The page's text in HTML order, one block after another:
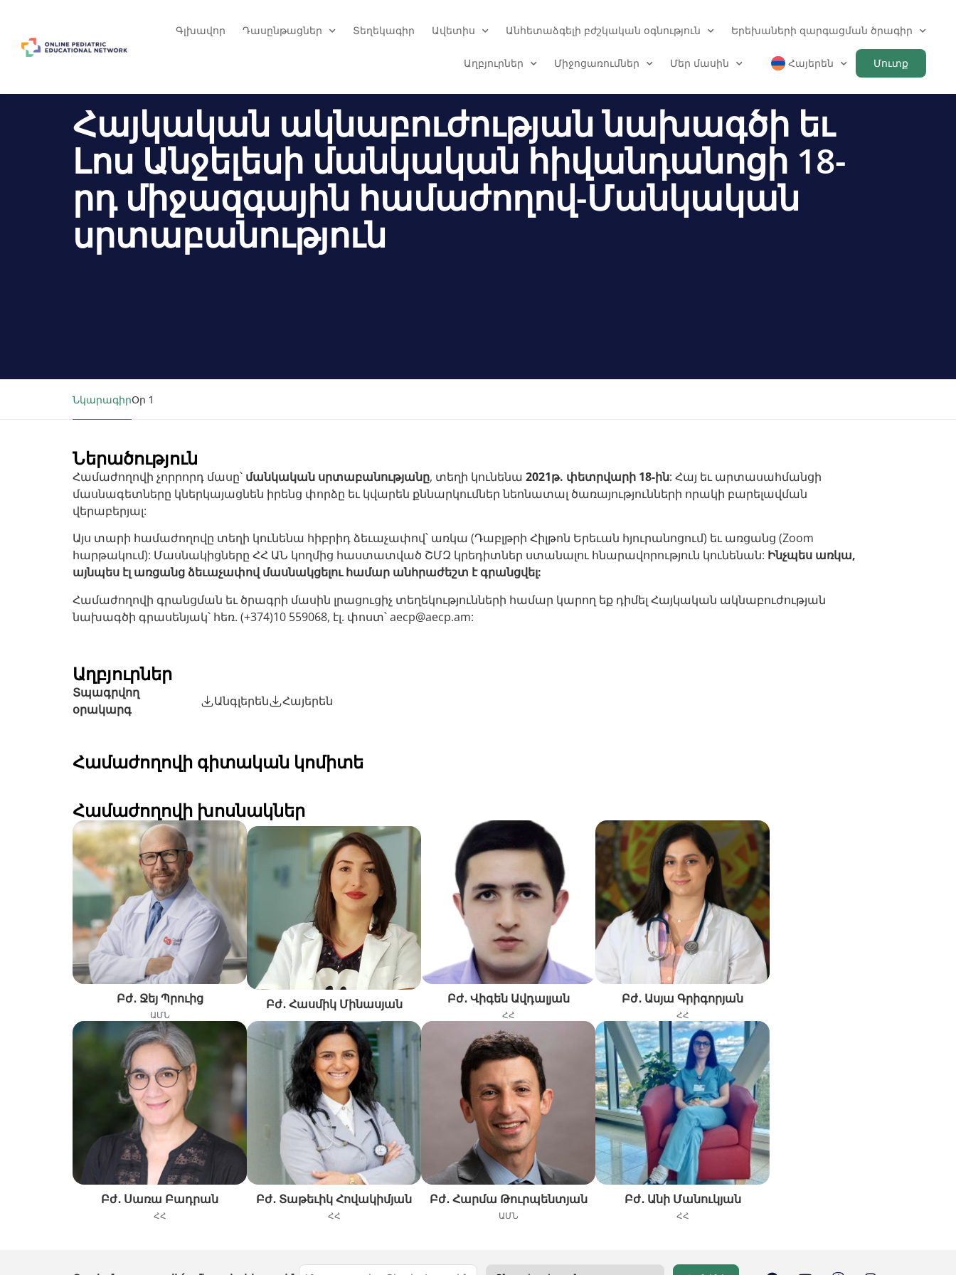
Գլխավոր Դասընթացներ Տեղեկագիր Ավետիս Անհետաձգելի բժշկական օգնություն Երեխաների զարգացման ծրագիր
Աղբյուրներ Միջոցառումներ Մեր մասին Մուտք
Հայերեն
Հայկական ակնաբուժության նախագծի եւ
Լոս Անջելեսի մանկական հիվանդանոցի 18-
րդ միջազգային համաժողով-Մանկական
սրտաբանություն
ՆկարագիրՕր 1
Ներածություն
Համաժողովի չորրորդ մասը՝ մանկական սրտաբանությանը, տեղի կունենա 2021թ. փետրվարի 18-ին: Հայ եւ արտասահմանցի
մասնագետները կներկայացնեն իրենց փորձը եւ կվարեն քննարկումներ նեոնատալ ծառայությունների որակի բարելավման
վերաբերյալ:
Այս տարի համաժողովը տեղի կունենա հիբրիդ ձեւաչափով՝ առկա (Դաբլթրի Հիլթոն Երեւան հյուրանոցում) եւ առցանց (Zoom
հարթակում): Մասնակիցները ՀՀ ԱՆ կողմից հաստատված ՇՄԶ կրեդիտներ ստանալու հնարավորություն կունենան: Ինչպես առկա,
այնպես էլ առցանց ձեւաչափով մասնակցելու համար անհրաժեշտ է գրանցվել:
Համաժողովի գրանցման եւ ծրագրի մասին լրացուցիչ տեղեկությունների համար կարող եք դիմել Հայկական ակնաբուժության
նախագծի գրասենյակ՝ հեռ. (+374)10 559068, էլ. փոստ՝aecp@aecp.am:
Աղբյուրներ
Տպագրվող
օրակարգ
Անգլերեն Հայերեն
Համաժողովի գիտական կոմիտե
Համաժողովի խոսնակներ
Բժ․ Ջեյ Պրուից
ԱՄՆ
Բժ․ Հասմիկ Մինասյան Բժ․ Վիգեն Ավդալյան
ՀՀ
Բժ․ Ասյա Գրիգորյան
ՀՀ
Բժ․ Սառա Բադրան
ՀՀ
Բժ․ Տաթեւիկ Հովակիմյան
ՀՀ
Բժ․ Հարմա Թուրպենտյան
ԱՄՆ
Բժ․ Անի Մանուկյան
ՀՀ